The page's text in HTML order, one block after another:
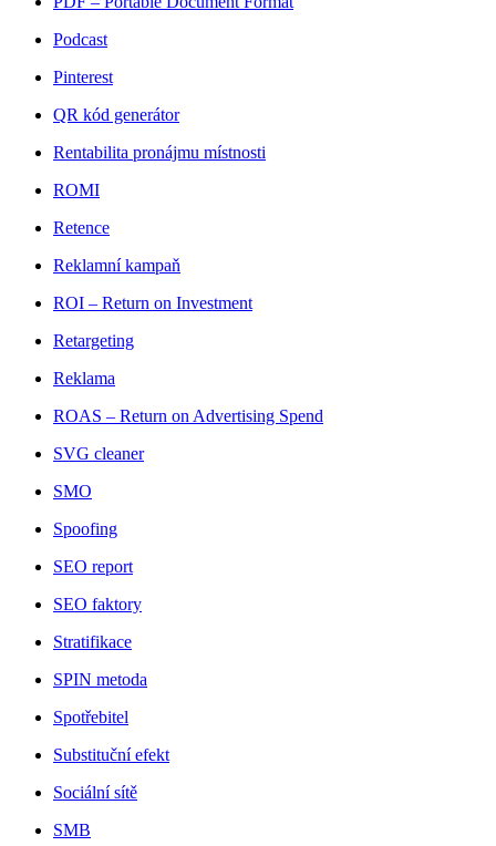
Podcast
Pinterest
QR kód generátor
Rentabilita pronájmu místnosti
ROMI
Retence
Reklamní kampaň
ROI – Return on Investment
Retargeting
Reklama
ROAS – Return on Advertising Spend
SVG cleaner
SMO
Spoofing
SEO report
SEO faktory
Stratifikace
SPIN metoda
Spotřebitel
Substituční efekt
Sociální sítě
SMB